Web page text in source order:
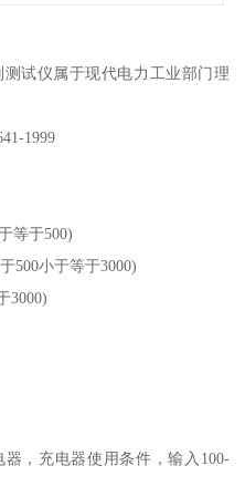
试仪属于现代电力工业部门理
1999
于等于500)
小于等于3000)
，充电器使用条件，输入100-